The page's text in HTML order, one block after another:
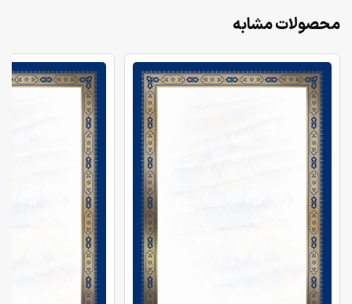
محصولات مشابه